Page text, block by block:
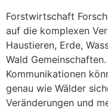
Forstwirtschaft
auf die komplexen
Haustieren, Erde,
Wald
Kommunikationen
genau wie Wälder
Veränderungen und